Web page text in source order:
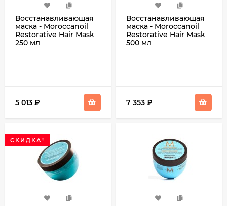
Восстанавливающая
маска - Moroccanoil
Restorative Hair Mask
250 мл
5 013 ₽
Восстанавливающая
маска - Moroccanoil
Restorative Hair Mask
500 мл
7 353 ₽
СКИДКА!